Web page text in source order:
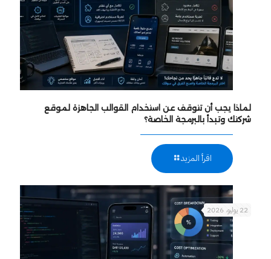
لماذا يجب أن تتوقف عن استخدام القوالب الجاهزة لموقع
شركتك وتبدأ بالبرمجة الخاصة؟
اقرأ المزيد
22 يوليو، 2026